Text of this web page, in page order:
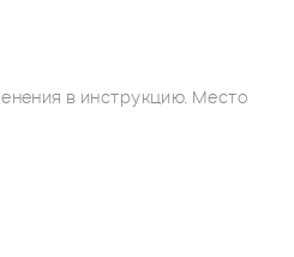
в инструкцию. Место